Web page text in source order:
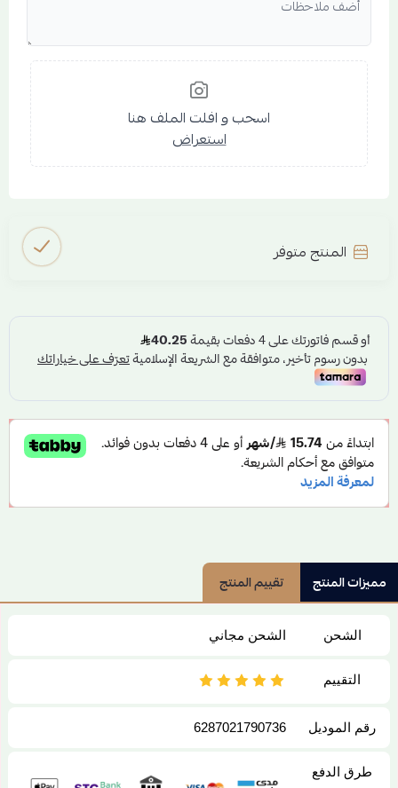
اسحب و افلت الملف هنا
استعراض
المنتج متوفر
مميزات المنتج تقييم المنتج
الشحن الشحن مجاني
التقييم
رقم الموديل 6287021790736
طرق الدفع